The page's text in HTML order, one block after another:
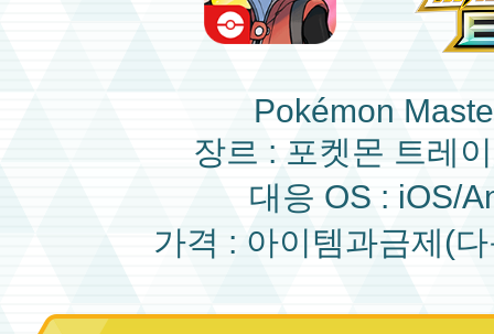
Pokémon
장르 : 포켓몬 트레
대응 OS : iOS/
가격 : 아이템과금제(